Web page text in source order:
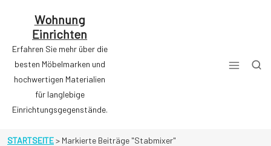
Wohnung
Einrichten
Erfahren Sie mehr über die
besten Möbelmarken und
hochwertigen Materialien
für langlebige
Einrichtungsgegenstände.
STARTSEITE> Markierte Beiträge "Stabmixer"